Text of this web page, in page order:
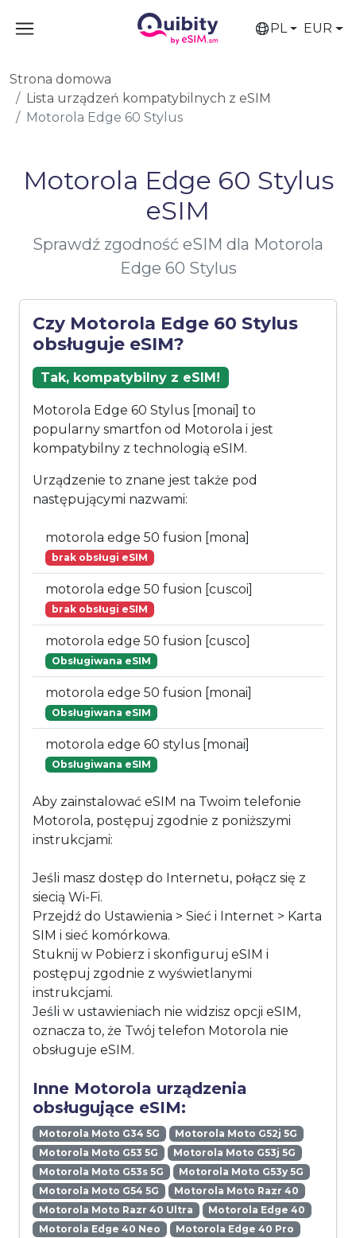
PL EUR
Strona domowa
Lista urządzeń kompatybilnych z eSIM
Motorola Edge 60 Stylus
Motorola Edge 60 Stylus
eSIM
Sprawdź zgodność eSIM dla Motorola
Edge 60 Stylus
Czy Motorola Edge 60 Stylus
obsługuje eSIM?
Tak, kompatybilny z eSIM!
Motorola Edge 60 Stylus [monai] to
popularny smartfon od Motorola i jest
kompatybilny z technologią eSIM.
Urządzenie to znane jest także pod
następującymi nazwami:
motorola edge 50 fusion [mona]
brak obsługi eSIM
motorola edge 50 fusion [cuscoi]
brak obsługi eSIM
motorola edge 50 fusion [cusco]
Obsługiwana eSIM
motorola edge 50 fusion [monai]
Obsługiwana eSIM
motorola edge 60 stylus [monai]
Obsługiwana eSIM
Aby zainstalować eSIM na Twoim telefonie
Motorola, postępuj zgodnie z poniższymi
instrukcjami:
Jeśli masz dostęp do Internetu, połącz się z
siecią Wi-Fi.
Przejdź do Ustawienia > Sieć i Internet > Karta
SIM i sieć komórkowa.
Stuknij w Pobierz i skonfiguruj eSIM i
postępuj zgodnie z wyświetlanymi
instrukcjami.
Jeśli w ustawieniach nie widzisz opcji eSIM,
oznacza to, że Twój telefon Motorola nie
obsługuje eSIM.
Inne Motorola urządzenia
obsługujące eSIM:
Motorola Moto G34 5G
Motorola Moto G52j 5G
Motorola Moto G53 5G
Motorola Moto G53j 5G
Motorola Moto G53s 5G
Motorola Moto G53y 5G
Motorola Moto G54 5G
Motorola Moto Razr 40
Motorola Moto Razr 40 Ultra
Motorola Edge 40
Motorola Edge 40 Neo
Motorola Edge 40 Pro